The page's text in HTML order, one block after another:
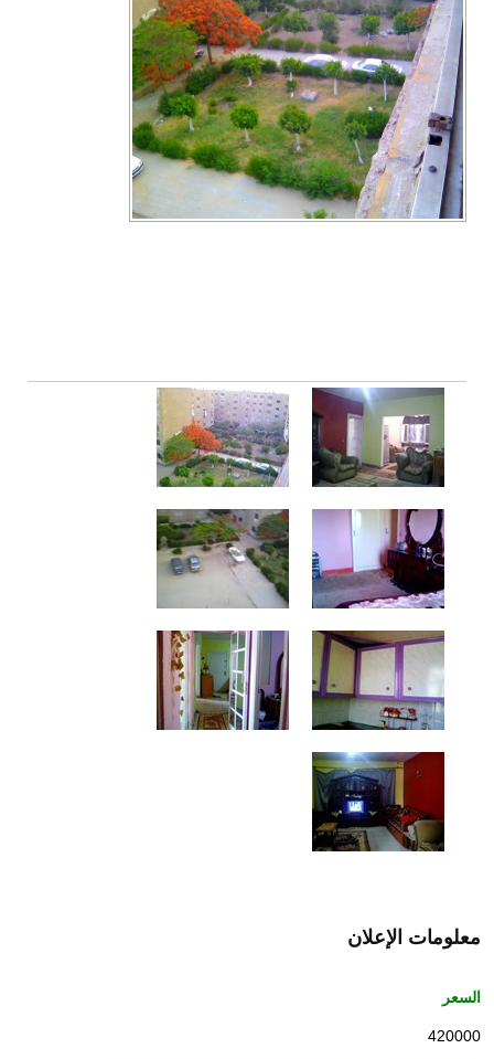
معلومات الإعلان
السعر
420000